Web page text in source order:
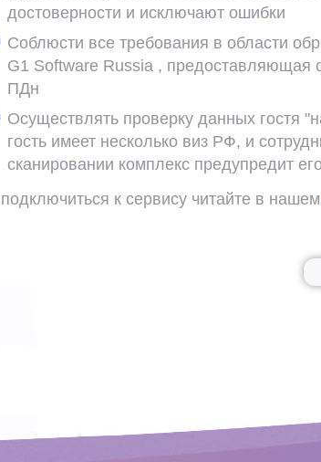
достоверности и исключают ошибки
Соблюсти все требования в области
G1 Software Russia , предоставляющая
ПДн
Осуществлять проверку данных гостя
гость имеет несколько виз РФ, и
сканировании комплекс предупредит
к сервису читайте в нашем